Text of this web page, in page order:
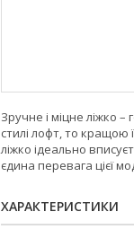
Зручне і міцне ліжко
стилі лофт, то кращою
ліжко ідеально
єдина перевага цієї
ХАРАКТЕРИСТИКИ